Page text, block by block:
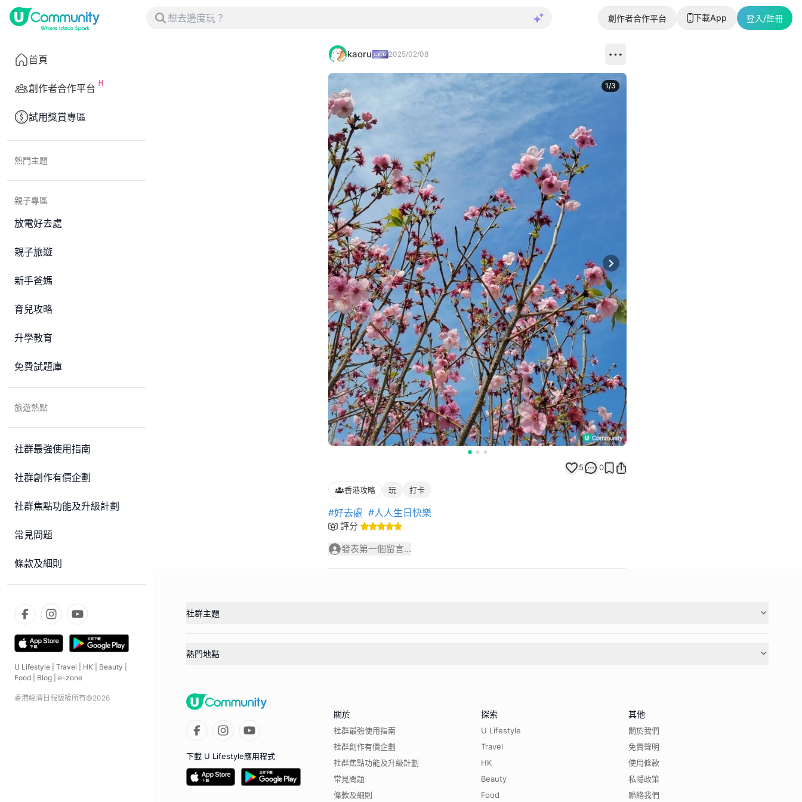
創作者合作平台 下載App 登入/註冊
首頁
創作者合作平台
試用獎賞專區
熱門主題
親子專區
放電好去處
親子旅遊
新手爸媽
育兒攻略
升學教育
免費試題庫
旅遊熱點
社群最強使用指南
社群創作有價企劃
社群焦點功能及升級計劃
常見問題
條款及細則
U Lifestyle Travel HK Beauty
Food
Blog e-zone
香港經濟日報版權所有©2026
kaoru 2025/02/08
Next slide
1/3
5 0
香港攻略 玩 打卡
#好去處 #人人生日快樂
評分
發表第一個留言...
社群主題
熱門地點
下載 U Lifestyle應用程式
關於
社群最強使用指南
社群創作有價企劃
社群焦點功能及升級計劃
常見問題
條款及細則
探索
U Lifestyle
Travel
HK
Beauty
Food
其他
關於我們
免責聲明
使用條款
私隱政策
聯絡我們